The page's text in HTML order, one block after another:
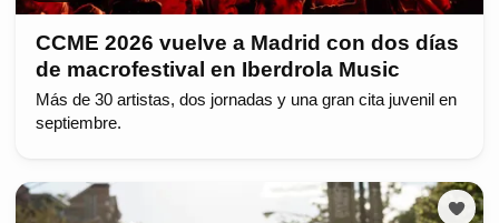
CCME 2026 vuelve a Madrid con dos días
de macrofestival en Iberdrola Music
Más de 30 artistas, dos jornadas y una gran cita juvenil en
septiembre.